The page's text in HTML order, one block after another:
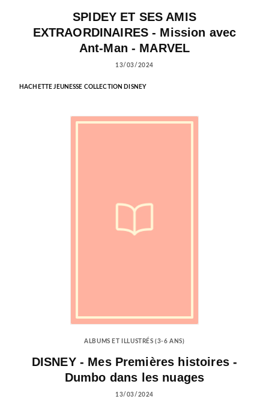
SPIDEY ET SES AMIS
EXTRAORDINAIRES - Mission avec
Ant-Man - MARVEL
13/03/2024
HACHETTE JEUNESSE COLLECTION DISNEY
ALBUMS ET ILLUSTRÉS (3-6 ANS)
DISNEY - Mes Premières histoires -
Dumbo dans les nuages
13/03/2024